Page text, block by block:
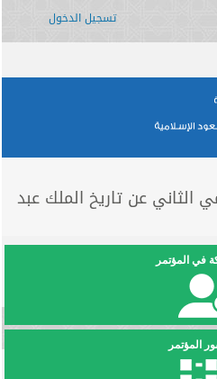
تسجيل الدخول
الثاني عن تاريخ الملك عبد
في المؤتمر
المؤتمر